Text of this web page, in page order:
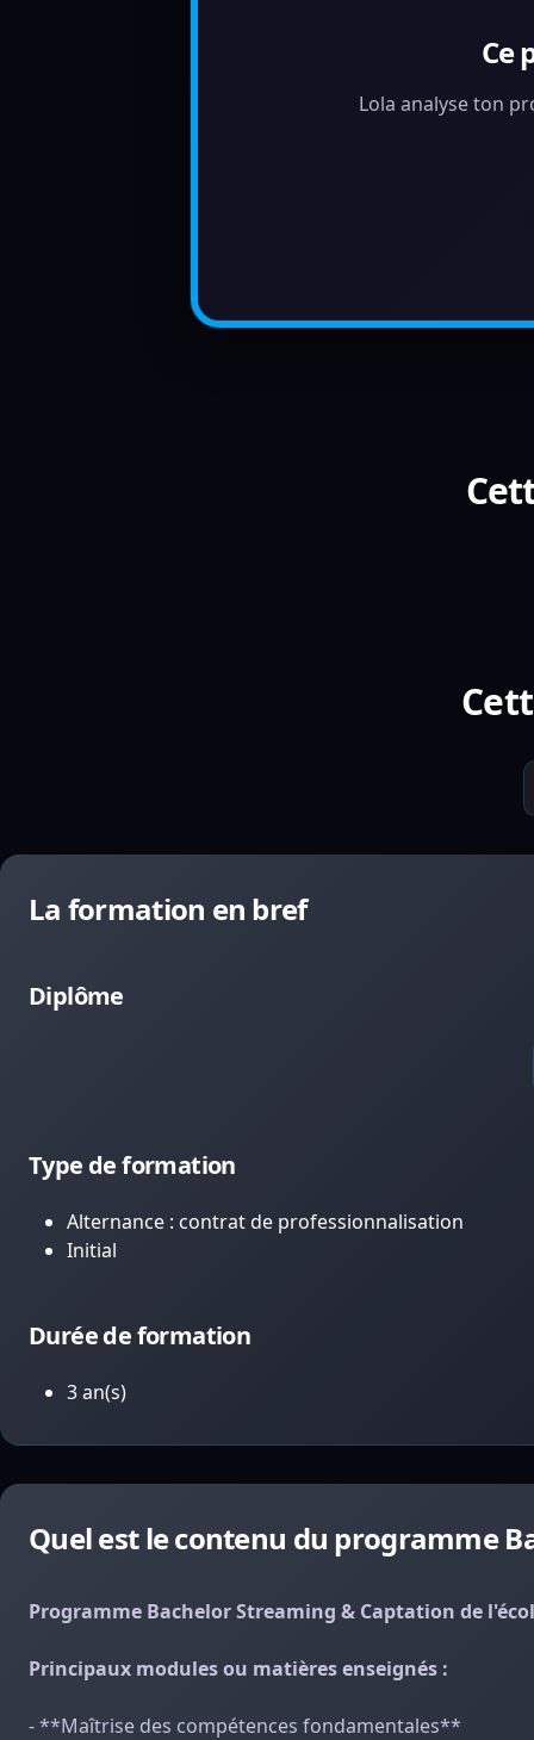
Ce
Lola analyse ton
La formation en bref
Diplôme
Type de formation
Alternance : contrat de professionnalisation
Initial
Durée de formation
3 an(s)
Quel est le contenu du programme
Programme Bachelor Streaming & Captation de
Principaux modules ou matières enseignés :
- **Maîtrise des compétences fondamentales**